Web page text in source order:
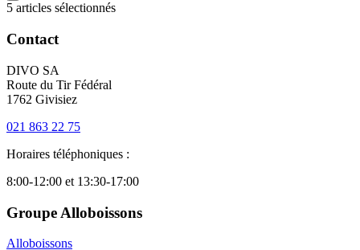
5 articles sélectionnés
Contact
DIVO SA
Route du Tir Fédéral
1762 Givisiez
021 863 22 75
Horaires téléphoniques :
8:00-12:00 et 13:30-17:00
Groupe Alloboissons
Alloboissons